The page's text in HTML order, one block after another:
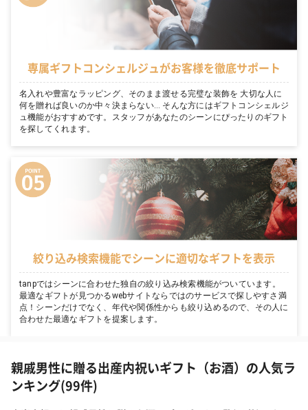
専属ギフトコンシェルジュがお客様を徹底サポート
名入れや豊富なラッピング、そのまま渡せる完璧な装飾を 大切な人に
何を贈れば良いのか中々決まらない… そんな方にはギフトコンシェルジ
ュ機能がおすすめです。スタッフがあなたのシーンにぴったりのギフト
を探してくれます。
絞り込み検索機能でシーンに適切なギフトを表示
tanpではシーンに合わせた独自の絞り込み検索機能がついています。
最適なギフトが見つかるwebサイトならではのサービスで探しやすさ満
点！シーンだけでなく、年代や関係性からも絞り込めるので、その人に
合わせた最適なギフトを提案します。
親戚男性に贈る出産内祝いギフト（お酒）の人気ラ
ンキング(99件)